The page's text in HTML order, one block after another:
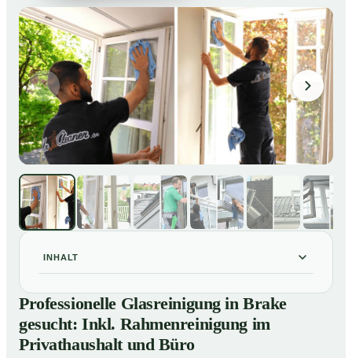
INHALT
01 Professionelle Glasreinigung in Brake gesucht: Inkl.
Rahmenreinigung im Privathaushalt und Büro
So sieht eine professionelle Glasreinigung in Brake
wirklich aus
Professionelle Glasreinigung in Brake
gesucht: Inkl. Rahmenreinigung im
Privathaushalt und Büro